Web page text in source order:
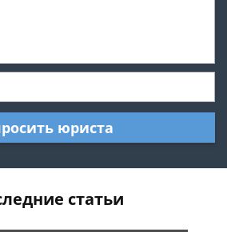
юриста
статьи